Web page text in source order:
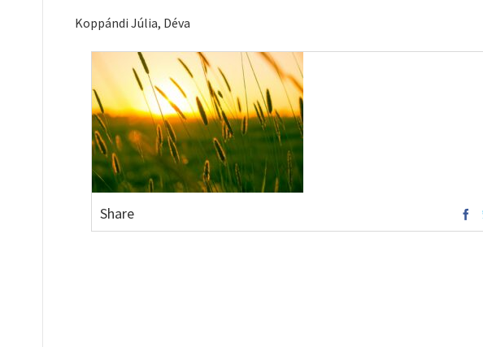
Koppándi Júlia, Déva
Share